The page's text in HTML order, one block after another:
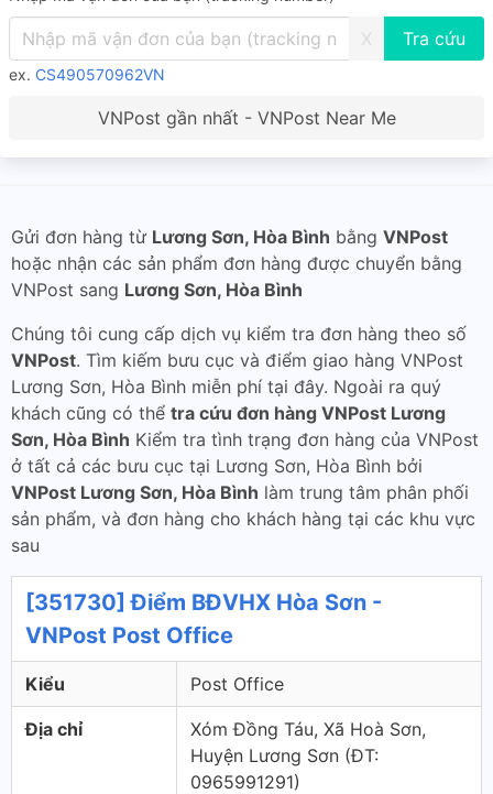
X
ex. CS490570962VN
VNPost gần nhất - VNPost Near Me
Gửi đơn hàng từ Lương Sơn, Hòa Bình bằng VNPost
hoặc nhận các sản phẩm đơn hàng được chuyển bằng
VNPost sang Lương Sơn, Hòa Bình
Chúng tôi cung cấp dịch vụ kiểm tra đơn hàng theo số
VNPost. Tìm kiếm bưu cục và điểm giao hàng VNPost
Lương Sơn, Hòa Bình miễn phí tại đây. Ngoài ra quý
khách cũng có thể tra cứu đơn hàng VNPost Lương
Sơn, Hòa Bình Kiểm tra tình trạng đơn hàng của VNPost
ở tất cả các bưu cục tại Lương Sơn, Hòa Bình bởi
VNPost Lương Sơn, Hòa Bình làm trung tâm phân phối
sản phẩm, và đơn hàng cho khách hàng tại các khu vực
sau
[351730] Điểm BĐVHX Hòa Sơn -
VNPost Post Office
Kiểu Post Office
Địa chỉ
Xóm Đồng Táu, Xã Hoà Sơn,
Huyện Lương Sơn (ÐT:
0965991291)